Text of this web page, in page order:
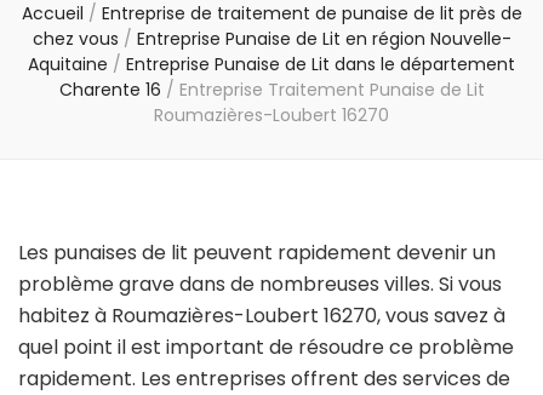
Accueil / Entreprise de traitement de punaise de lit près de
chez vous / Entreprise Punaise de Lit en région Nouvelle-
Aquitaine / Entreprise Punaise de Lit dans le département
Charente 16 / Entreprise Traitement Punaise de Lit
Roumazières-Loubert 16270
Les punaises de lit peuvent rapidement devenir un
problème grave dans de nombreuses villes. Si vous
habitez à Roumazières-Loubert 16270, vous savez à
quel point il est important de résoudre ce problème
rapidement. Les entreprises offrent des services de